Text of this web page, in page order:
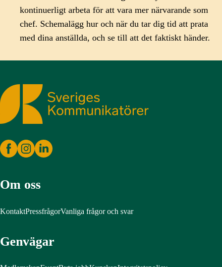
kontinuerligt arbeta för att vara mer närvarande som
chef. Schemalägg hur och när du tar dig tid att prata
med dina anställda, och se till att det faktiskt händer.
Sveriges Kommunikatörer
Om oss
KontaktPressfrågorVanliga frågor och svar
Genvägar